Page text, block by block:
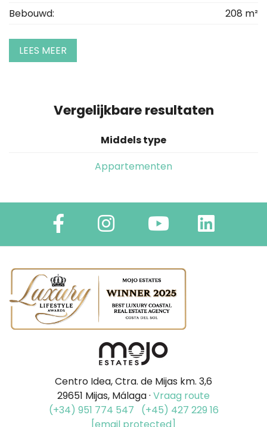
Bebouwd:
208 m²
LEES MEER
Vergelijkbare resultaten
Middels type
Appartementen
Centro Idea, Ctra. de Mijas km. 3,6
29651 Mijas, Málaga · Vraag route
(+34) 951 774 547
(+45) 427 229 16